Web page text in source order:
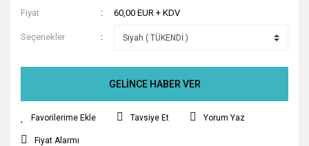
Fiyat
60,00 EUR + KDV
Seçenekler
GELİNCE HABER VER
Tavsiye Et Yorum Yaz
Fiyat Alarmı